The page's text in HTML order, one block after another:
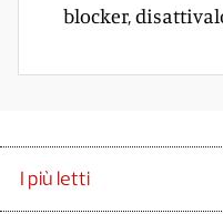
blocker,
I più letti